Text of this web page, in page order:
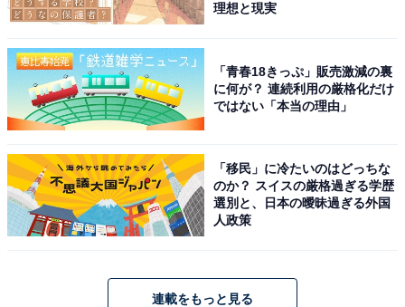
こちらもおすすめ
【女性が選ぶ】演技がうまい「STARTO社の若
理想と現実
「青春18きっぷ」販売激減の裏
に何が？ 連続利用の厳格化だけ
ではない「本当の理由」
「移民」に冷たいのはどっちな
のか？ スイスの厳格過ぎる学歴
選別と、日本の曖昧過ぎる外国
人政策
連載をもっと見る